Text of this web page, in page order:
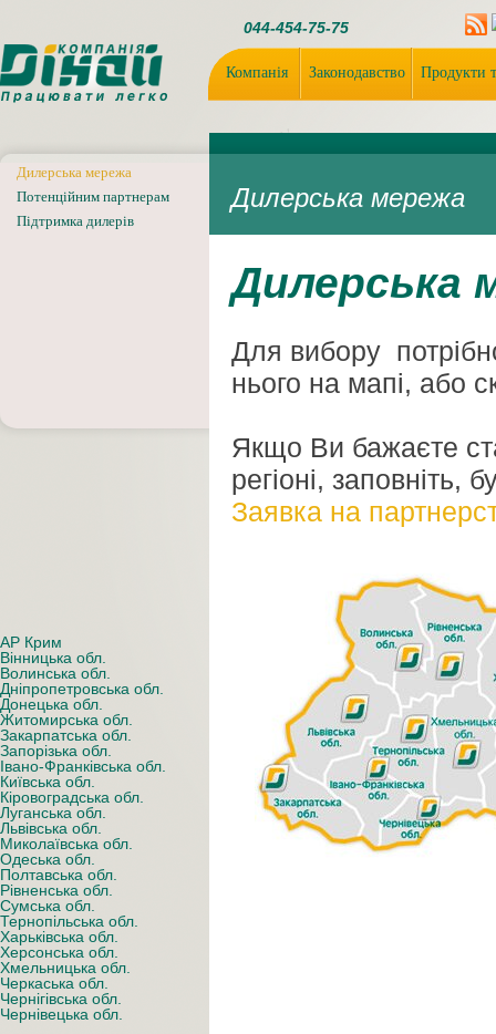
044-454-75-75
Компанія Законодавство Продукти
Дилерська мережа
Дилерська мережа
Потенційним партнерам
Підтримка дилерів
АР Крим
Вінницька обл.
Волинська обл.
Дніпропетровська обл.
Донецька обл.
Житомирська обл.
Закарпатська обл.
Запорізька обл.
Івано-Франківська обл.
Київська обл.
Кіровоградська обл.
Луганська обл.
Львівська обл.
Миколаївська обл.
Одеська обл.
Полтавська обл.
Рівненська обл.
Сумська обл.
Тернопільська обл.
Харьківська обл.
Херсонська обл.
Хмельницька обл.
Черкаська обл.
Чернігівська обл.
Чернівецька обл.
Дилерська
Для вибору
нього на мапі, або
Якщо Ви бажаєте
регіоні, заповніть,
Заявка на